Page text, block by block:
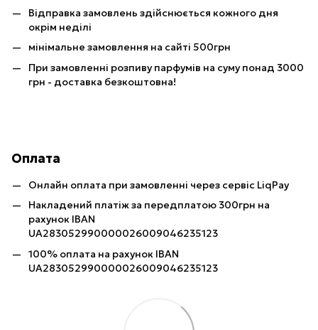
Відправка замовлень здійснюється кожного дня
окрім неділі
мінімальне замовлення на сайті 500грн
При замовленні розпиву парфумів на суму понад 3000
грн - доставка безкоштовна!
Оплата
Онлайн оплата при замовленні через сервіс LiqPay
Накладений платіж за передплатою 300грн на
рахунок IBAN
UA283052990000026009046235123
100% оплата на рахунок IBAN
UA283052990000026009046235123